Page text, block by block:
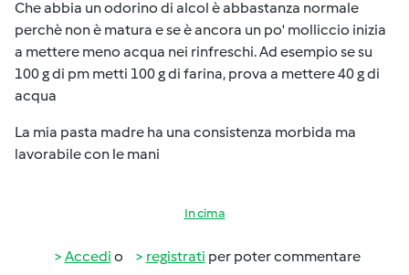
Che abbia un odorino di alcol è abbastanza normale
perchè non è matura e se è ancora un po' molliccio inizia
a mettere meno acqua nei rinfreschi. Ad esempio se su
100 g di pm metti 100 g di farina, prova a mettere 40 g di
acqua
La mia pasta madre ha una consistenza morbida ma
lavorabile con le mani
In cima
Accedi o registrati per poter commentare